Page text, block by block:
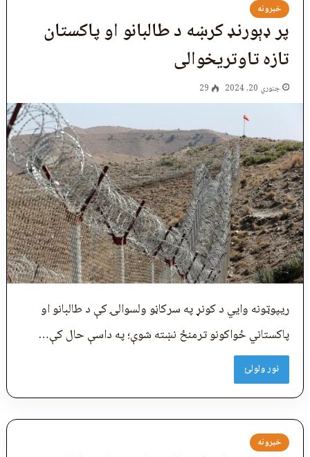
خبرونه
پر ډېورنډ کرښه د طالبانو او پاکستان
تازه تاوتريخوالی
جنوري 20, 2024 29
ريپوټونه وايي د کونړ په سرکاڼو ولسوالۍ کې د طالبانو او
پاکستاني ځواکونو ترمنځ نښته شوې؛ په داسې حال کې…
نور ولولئ
خبرونه